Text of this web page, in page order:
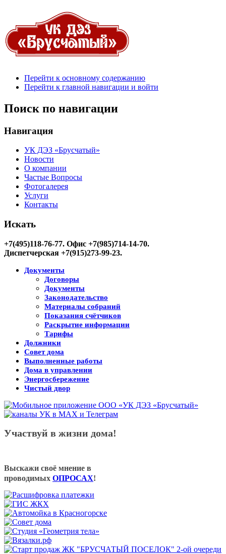
Перейти к основному содержанию
Перейти к главной навигации и войти
Поиск по навигации
Навигация
УК ДЭЗ «Брусчатый»
Новости
О компании
Частые Вопросы
Фотогалерея
Услуги
Контакты
Искать
+7(495)118-76-77. Офис +7(985)714-14-70.
Диспетчерская +7(915)273-99-23.
Документы
Договоры
Документы
Законодательство
Материалы собраний
Показания счётчиков
Раскрытие информации
Тарифы
Должники
Совет дома
Выполненные работы
Дома в управлении
Энергосбережение
Чистый двор
Участвуй в жизни дома!
Выскажи своё мнение в
проводимых ОПРОСАХ!